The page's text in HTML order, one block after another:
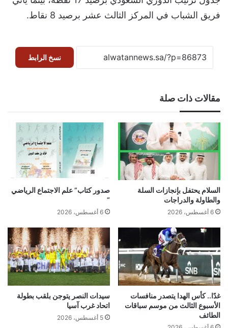
فريق الشباب في المركز الثالث عشر برصيد 8 نقاط.
نسخ الرابط
مقالات ذات صلة
السلام يحتفل بإنجازات السلة
والطاولة والدراجات
6 أغسطس، 2026
صدور كتاب” علم الاجتماع الرياضي
“
6 أغسطس، 2026
غدًا.. كأس الهدا يتصدر منافسات
الأسبوع الثالث من موسم سباقات
الطائف
سيدات النصر يتوجن بلقب بطولة
اتحاد غرب آسيا
5 أغسطس، 2026